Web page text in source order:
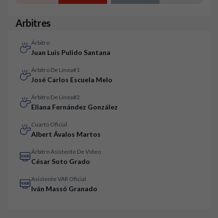
Arbitres
Árbitro
Juan Luis Pulido Santana
Árbitro De Línea#1
José Carlos Escuela Melo
Árbitro De Línea#2
Eliana Fernández González
Cuarto Oficial
Albert Ávalos Martos
Árbitro Asistente De Vídeo
César Soto Grado
Asistente VAR Oficial
Iván Massó Granado